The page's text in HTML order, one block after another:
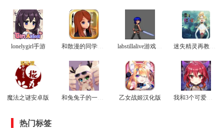
lonelygirl手游
魔法之谜安卓版 乙女战姬汉化版
热门标签